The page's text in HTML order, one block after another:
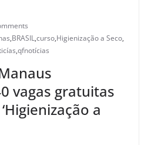
,BRASIL,curso,Higienização a Seco,
,qfnotícias
vagas gratuitas
a